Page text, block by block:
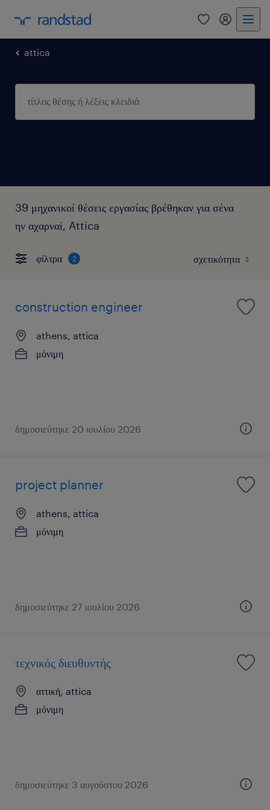
0 my
attica
39 μηχανικοί θέσεις εργασίας βρέθηκαν για σένα
ην αχαρναί, Attica
φίλτρα 2
construction engineer
athens, attica
μόνιμη
δημοσιεύτηκε 20 ιουλίου 2026
project planner
athens, attica
μόνιμη
δημοσιεύτηκε 27 ιουλίου 2026
τεχνικός διευθυντής
αττική, attica
μόνιμη
δημοσιεύτηκε 3 αυγούστου 2026